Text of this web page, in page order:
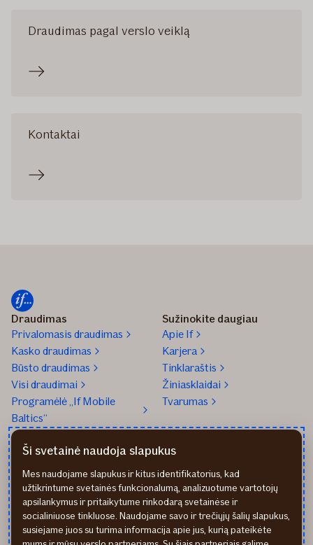
Draudimas pagal verslo veiklą
Kontaktai
Draudimas
Privalomasis draudimas
Kasko draudimas
Būsto draudimas
Visi draudimai
Programėlė „If Mobile
Baltics“
Sužinokite daugiau
Apie If
Karjera
Tinklaraštis
Žiniasklaidai
Tvarumas
Gaukite pagalbą
Transporto remonto
partneriai
Sveikatos draudimo
partneriai
Parašykite mums
Apmokėjimo būdai
Atsiliepimai
Rekvizitai
Ši svetainė naudoja slapukus
Mes naudojame slapukus ir kitus identifikatorius, kad
užtikrintume svetainės funkcionalumą, analizuotume vartotojų
apsilankymus ir pritaikytume rinkodarą svetainėse ir
socialiniuose tinkluose. Naudojame savo ir trečiųjų šalių slapukus,
susiejame juos su turima informacija apie jus, kurią pateikėte